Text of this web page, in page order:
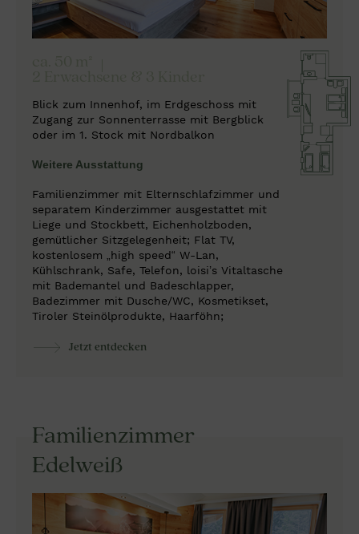
Blick zum Innenhof, im Erdgeschoss mit
Zugang zur Sonnenterrasse mit Bergblick
oder im 1. Stock mit Nordbalkon
Weitere Ausstattung
Familienzimmer mit Elternschlafzimmer und
separatem Kinderzimmer ausgestattet mit
Liege und Stockbett, Eichenholzboden,
gemütlicher Sitzgelegenheit; Flat TV,
kostenlosem „high speed“ W-Lan,
Kühlschrank, Safe, Telefon, loisi’s Vitaltasche
mit Bademantel und Badeschlapper,
Badezimmer mit Dusche/WC, Kosmetikset,
Tiroler Steinölprodukte, Haarföhn;
Jetzt entdecken
Familienzimmer
Edelweiß